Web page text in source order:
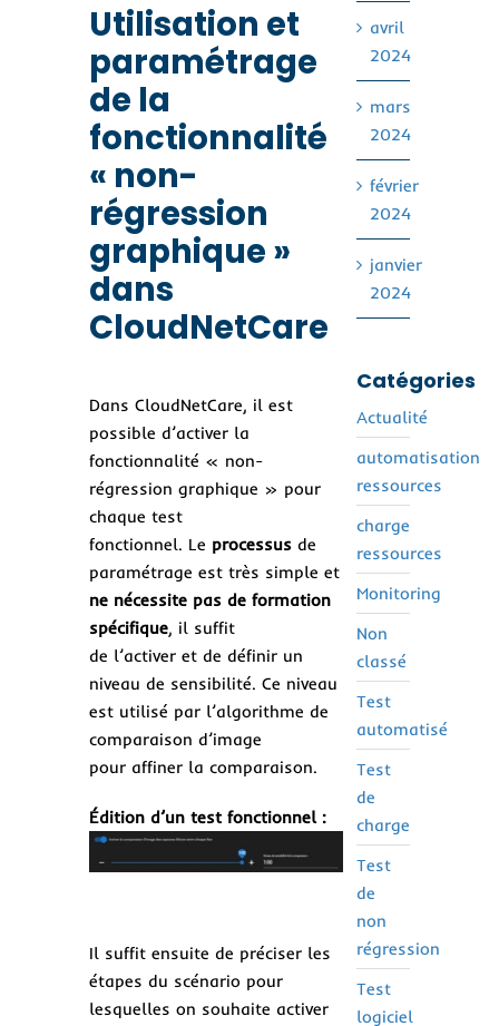
Utilisation et
paramétrage
de la
fonctionnalité
« non-
régression
graphique »
dans
CloudNetCare
Dans CloudNetCare, il est
possible d’activer la
fonctionnalité « non-
régression graphique » pour
chaque test
fonctionnel. Le processusde
paramétrage est très simple et
ne nécessite pas de formation
spécifique, il suffit
de l’activer et de définir un
niveau de sensibilité. Ce niveau
est utilisé par l’algorithme de
comparaison d’image
pour affiner la comparaison.
Édition d’un test fonctionnel :
Il suffit ensuite de préciser les
étapes du scénario pour
lesquelles on souhaite activer
avril
2024
mars
2024
février
2024
janvier
2024
Catégories
Actualité
automatisation
ressources
charge
ressources
Monitoring
Non
classé
Test
automatisé
Test
de
charge
Test
de
non
régression
Test
logiciel